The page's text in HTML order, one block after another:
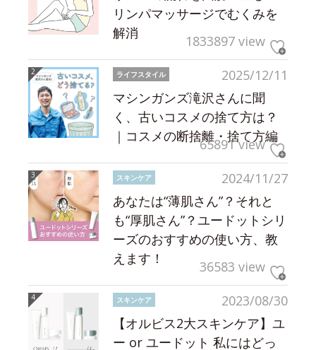
リンパマッサージでむくみを
解消
1833897 view
2025/12/11
ライフスタイル
マシンガンズ滝沢さんに聞
く、古いコスメの捨て方は？
｜コスメの断捨離・捨て方編
65891 view
2024/11/27
スキンケア
あなたは“薄肌さん”？それと
も“厚肌さん”？ユードットシリ
ーズのおすすめの使い方、教
えます！
36583 view
2023/08/30
スキンケア
【オルビス2大スキンケア】ユ
ー or ユードット 私にはどっ